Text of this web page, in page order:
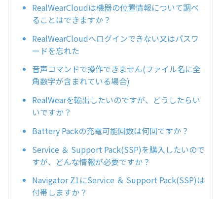
RealWearCloudは機器の位置情報について調べ
ることはできますか？
RealWearCloudへログインできない又はパスワ
ードを忘れた
音声コマンドで操作できません(ファイル名に全
角数字が含まれている場合)
RealWearを輸出したいのですが、どうしたらい
いですか？
Battery Packの充電可能回数は何回ですか？
Service ＆ Support Pack(SSP)を購入したいので
すが、どんな情報が必要ですか？
Navigator Z1にService ＆ Support Pack(SSP)は
付帯しますか？